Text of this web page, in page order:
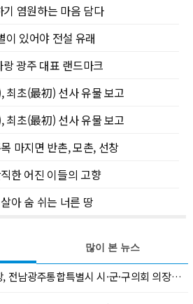
염원하는 마음 담다
이 있어야 전설 유래
랑 광주 대표 랜드마크
최초(最初) 선사 유물 보고
최초(最初) 선사 유물 보고
마지면 반촌, 모촌, 선창
한 어진 이들의 고향
아 숨 쉬는 너른 땅
통합특별시 시·군·구의회 의장협의회 부회장 선출
많이 본 뉴스